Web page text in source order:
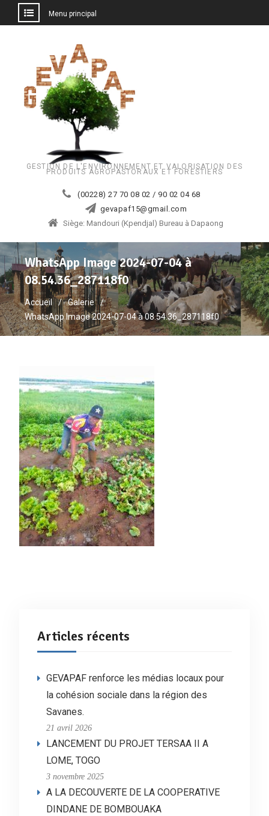
Menu principal
GESTION DE L'ENVIRONNEMENT ET VALORISATION DES
PRODUITS AGROPASTORAUX ET FORESTIERS
(00228) 27 70 08 02 / 90 02 04 68
gevapaf15@gmail.com
Siège: Mandouri (Kpendjal) Bureau à Dapaong
WhatsApp Image 2024-07-04 à
08.54.36_287118f0
Accueil
Galerie
WhatsApp Image 2024-07-04 à 08.54.36_287118f0
Articles récents
GEVAPAF renforce les médias locaux pour
la cohésion sociale dans la région des
Savanes.
21 avril 2026
LANCEMENT DU PROJET TERSAA II A
LOME, TOGO
3 novembre 2025
A LA DECOUVERTE DE LA COOPERATIVE
DINDANE DE BOMBOUAKA